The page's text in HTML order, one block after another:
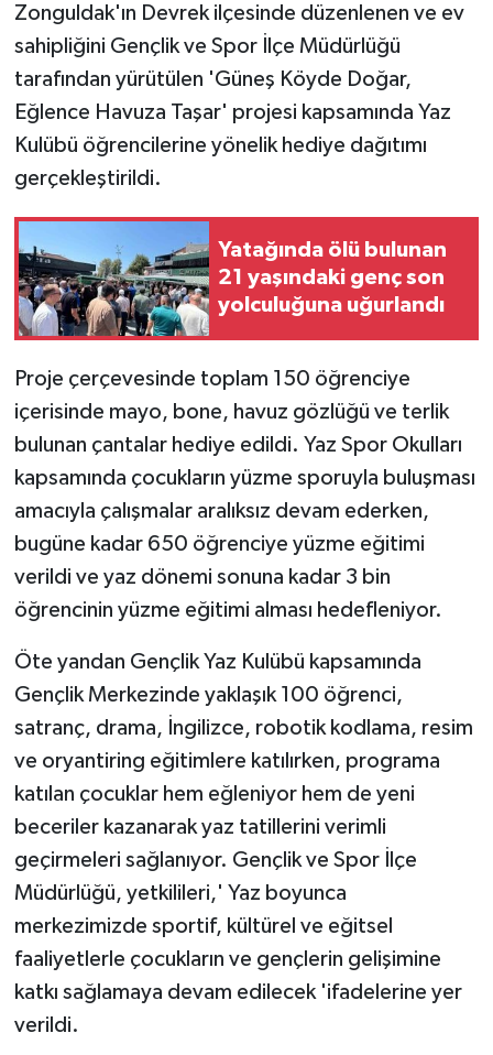
Zonguldak'ın Devrek ilçesinde düzenlenen ve ev
sahipliğini Gençlik ve Spor İlçe Müdürlüğü
tarafından yürütülen 'Güneş Köyde Doğar,
Eğlence Havuza Taşar' projesi kapsamında Yaz
Kulübü öğrencilerine yönelik hediye dağıtımı
gerçekleştirildi.
Yatağında ölü bulunan
21 yaşındaki genç son
yolculuğuna uğurlandı
Proje çerçevesinde toplam 150 öğrenciye
içerisinde mayo, bone, havuz gözlüğü ve terlik
bulunan çantalar hediye edildi. Yaz Spor Okulları
kapsamında çocukların yüzme sporuyla buluşması
amacıyla çalışmalar aralıksız devam ederken,
bugüne kadar 650 öğrenciye yüzme eğitimi
verildi ve yaz dönemi sonuna kadar 3 bin
öğrencinin yüzme eğitimi alması hedefleniyor.
Öte yandan Gençlik Yaz Kulübü kapsamında
Gençlik Merkezinde yaklaşık 100 öğrenci,
satranç, drama, İngilizce, robotik kodlama, resim
ve oryantiring eğitimlere katılırken, programa
katılan çocuklar hem eğleniyor hem de yeni
beceriler kazanarak yaz tatillerini verimli
geçirmeleri sağlanıyor. Gençlik ve Spor İlçe
Müdürlüğü, yetkilileri,' Yaz boyunca
merkezimizde sportif, kültürel ve eğitsel
faaliyetlerle çocukların ve gençlerin gelişimine
katkı sağlamaya devam edilecek 'ifadelerine yer
verildi.
GÜNDEM
Güvenlik
HABERDE İNSAN
İNSAN
İş Dünyası
Jandarma
Kadın
KÜLTÜR SANAT
Otomobil
POLİTİKA
Sağlık
SİYASET
SPOR HABERLERİ
TEKNOLOJİ
Turizm
YAŞAM